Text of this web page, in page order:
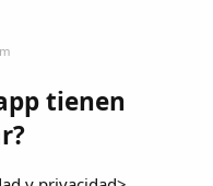
tienen